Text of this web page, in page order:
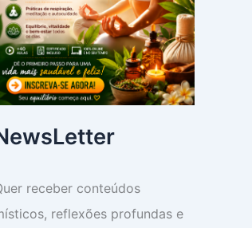
receber conteúdos
reflexões profundas e